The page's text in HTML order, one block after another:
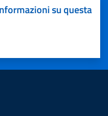
su questa
su 5
5